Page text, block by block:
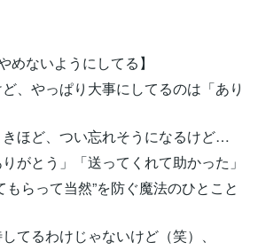
めないようにしてる】
、やっぱり大事にしてるのは「あり
ほど、つい忘れそうになるけど…
がとう」「送ってくれて助かった」
もらって当然”を防ぐ魔法のひとこと
てるわけじゃないけど（笑）、